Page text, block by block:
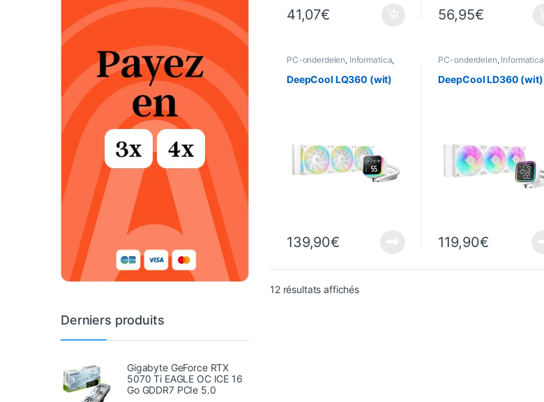
41,07€ 56,95€
PC-onderdelen, Informatica,
DeepCool LQ360 (wit)
139,90€
PC-onderdelen, Informatica
DeepCool LD360 (wit)
119,90€
12 résultats affichésTrié du plus récent au plus ancien
Derniers produits
Gigabyte GeForce RTX
5070 Ti EAGLE OC ICE 16
Go GDDR7 PCIe 5.0